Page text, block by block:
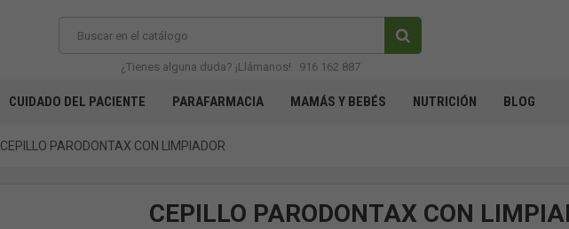
¿Tienes alguna duda? ¡Llámanos! 916 162 887
CUIDADO DEL PACIENTE PARAFARMACIA MAMÁS Y BEBÉS NUTRICIÓN BLOG
CEPILLO PARODONTAX CON LIMPIADOR
CEPILLO PARODONTAX CON